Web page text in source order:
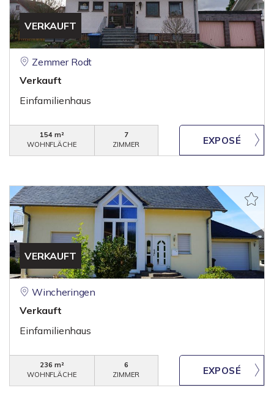
VERKAUFT
Zemmer Rodt
Verkauft
Einfamilienhaus
154 m²
WOHNFLÄCHE
7
ZIMMER
VERKAUFT
Wincheringen
Verkauft
Einfamilienhaus
236 m²
WOHNFLÄCHE
6
ZIMMER